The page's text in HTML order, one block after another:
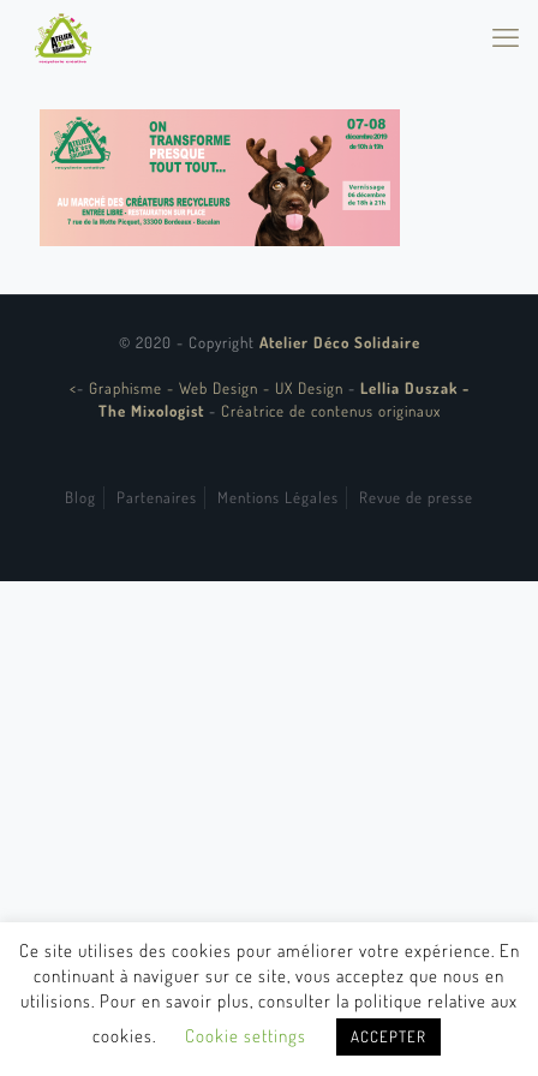
© 2020 - Copyright Atelier Déco Solidaire
<- Graphisme - Web Design - UX Design - Lellia Duszak -
The Mixologist - Créatrice de contenus originaux
Blog Partenaires Mentions Légales Revue de presse
Ce site utilises des cookies pour améliorer votre expérience. En
continuant à naviguer sur ce site, vous acceptez que nous en
utilisions. Pour en savoir plus, consulter la politique relative aux
cookies.
Cookie settings ACCEPTER